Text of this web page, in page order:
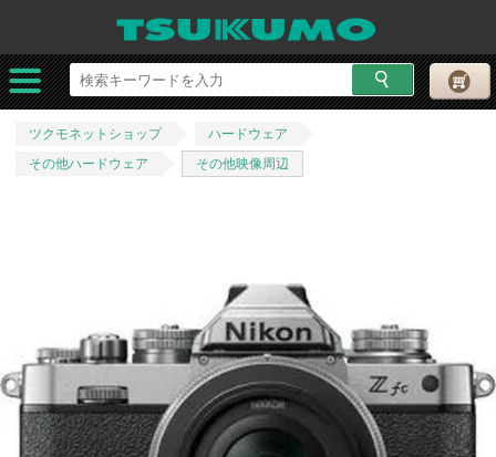
ツクモネットショップ
ハードウェア
その他ハードウェア
その他映像周辺